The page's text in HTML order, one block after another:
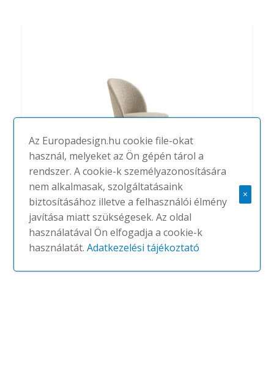
Cortina Chair
Az Europadesign.hu cookie file-okat
használ, melyeket az Ön gépén tárol a
rendszer. A cookie-k személyazonosítására
nem alkalmasak, szolgáltatásaink
biztosításához illetve a felhasználói élmény
javítása miatt szükségesek. Az oldal
használatával Ön elfogadja a cookie-k
használatát.Adatkezelési tájékoztató
×